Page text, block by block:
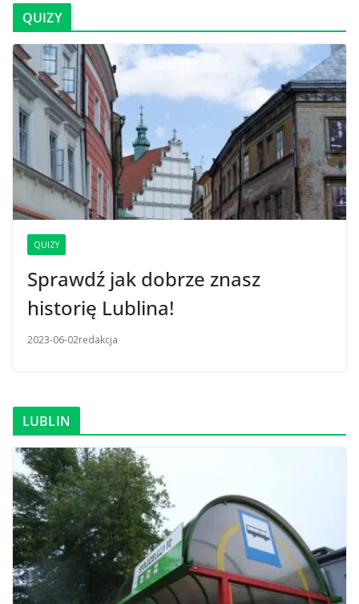
QUIZY
QUIZY
Sprawdź jak dobrze znasz
historię Lublina!
2023-06-02redakcja
LUBLIN